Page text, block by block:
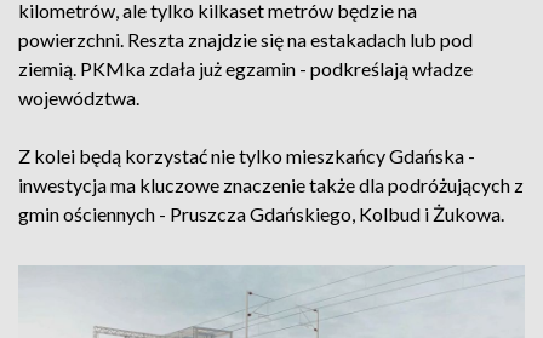
kilometrów, ale tylko kilkaset metrów będzie na
powierzchni. Reszta znajdzie się na estakadach lub pod
ziemią. PKMka zdała już egzamin - podkreślają władze
województwa.
Z kolei będą korzystać nie tylko mieszkańcy Gdańska -
inwestycja ma kluczowe znaczenie także dla podróżujących z
gmin ościennych - Pruszcza Gdańskiego, Kolbud i Żukowa.